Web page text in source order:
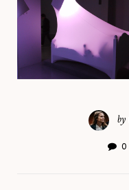
by
0